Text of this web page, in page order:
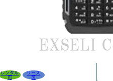
レンタル
可
リース
可